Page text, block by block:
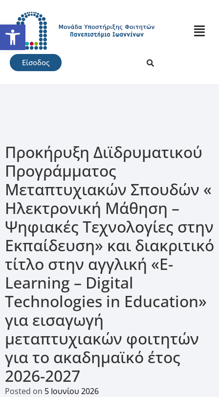
Ανοίξτε τη γραμμή
Είσοδος
Προκήρυξη Διϊδρυματικού
Προγράμματος
Μεταπτυχιακών Σπουδών «
Ηλεκτρονική Μάθηση –
Ψηφιακές Τεχνολογίες στην
Εκπαίδευση» και διακριτικό
τίτλο στην αγγλική «E-
Learning – Digital
Technologies in Education»
για εισαγωγή
μεταπτυχιακών φοιτητών
για το ακαδημαϊκό έτος
2026-2027
Posted on 5 Ιουνίου 2026